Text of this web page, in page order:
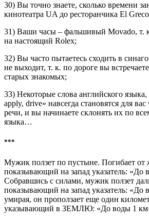
30) Вы точно знаете, сколько времени
кинотеатра UA до ресторанчика El
31) Ваши часы – фальшивый Movado, т.
на настоящий Rolex;
32) Вы часто пытаетесь сходить в
не выходит, т. к. по дороге вы
старых знакомых;
33) Некоторые слова английского языка,
apply, drive» навсегда становятся для
речи, и вы начинаете склонять их по
языка…
***
Мужик ползет по пустыне. Погибает
показывающий на запад указатель: «До
Собравшись с силами, мужик ползет
показывающий на запад указатель: «До
умирая, он проползает еще один
указывающий в ЗЕМЛЮ: «До воды 1